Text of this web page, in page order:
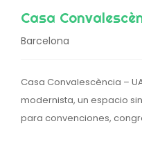
Casa
Barcelona
Casa Convalescència –
modernista, un espacio
para convenciones,